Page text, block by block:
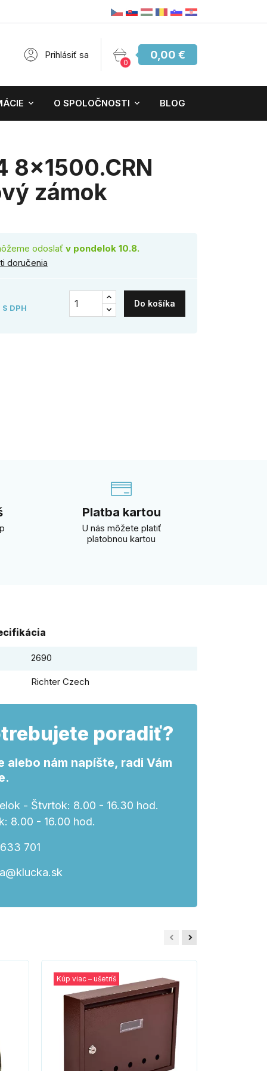
Prihlásiť sa
0
0,00 €
O SPOLOČNOSTI BLOG
8x1500.CRN
zámok
odoslať v pondelok 10.8.
doručenia
S DPH Do košíka
Platba kartou
U nás môžete platiť
platobnou kartou
2690
Richter Czech
poradiť?
alebo nám napíšte, radi Vám
- Štvrtok: 8.00 - 16.30 hod.
8.00 - 16.00 hod.
701
Kúp viac – ušetríš